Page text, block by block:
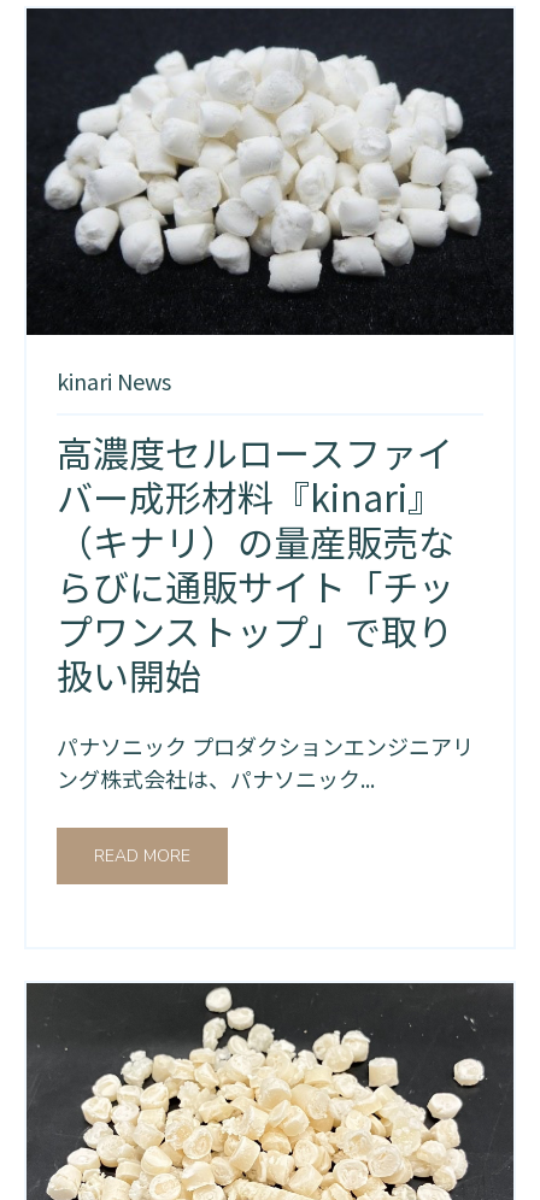
kinari News
高濃度セルロースファイ
バー成形材料『kinari』
（キナリ）の量産販売な
らびに通販サイト「チッ
プワンストップ」で取り
扱い開始
パナソニック プロダクションエンジニアリ
ング株式会社は、パナソニック...
READ MORE